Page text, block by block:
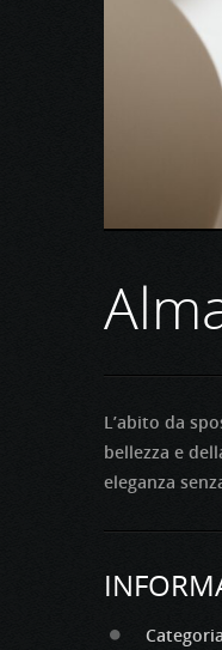
L’abito da
bellezza e
eleganza